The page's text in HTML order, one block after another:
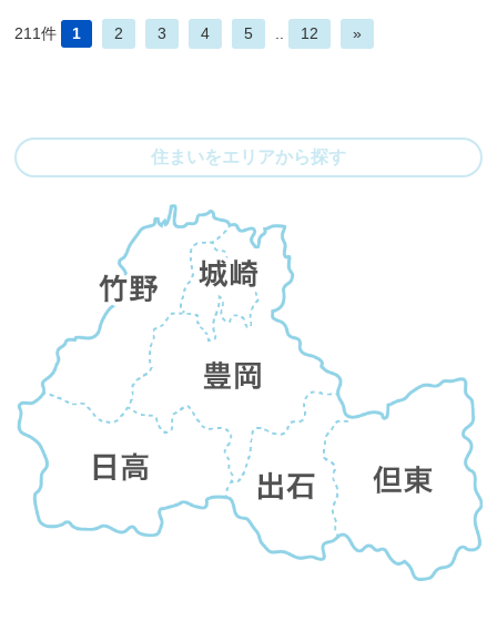
211件 1 2 3 4 5 .. 12 »
住まいをエリアから探す